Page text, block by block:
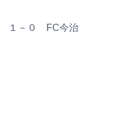
１－０ FC今治